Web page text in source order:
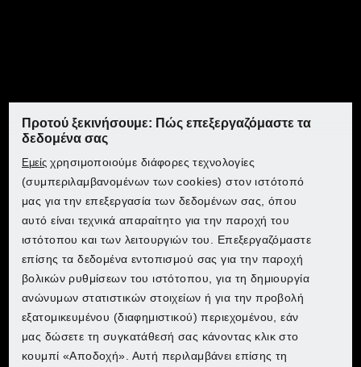
Ανακαλύψτε το PARKSIDE στη
Lidl
Επιλέξτε τη χώρα σας για να μεταβείτε στο ηλεκτρονικό
κατάστημα:
Lidl Belgium (FR)
Ανακαλύψτε το PARKSIDE στη
Lidl
Επιλέξτε τη χώρα σας για να μεταβείτε στο ηλεκτρονικό
κατάστημα:
Lidl Belgium (FR)
Ανακαλύψτε το PARKSIDE στη
Lidl
Επιλέξτε τη χώρα σας για να μεταβείτε στο ηλεκτρονικό
κατάστημα:
Lidl Belgium (FR)
Ανακαλύψτε το PARKSIDE στη
Lidl
Επιλέξτε τη χώρα σας για να μεταβείτε στο ηλεκτρονικό
κατάστημα:
Lidl Belgium (FR)
ψαλιδιστής γκαζόν
Αυτές οι μηχανές θα φέρουν το γκαζόν σας σε άριστη
Προτού ξεκινήσουμε: Πώς επεξεργαζόμαστε τα
δεδομένα σας
Εμείς χρησιμοποιούμε διάφορες τεχνολογίες
(συμπεριλαμβανομένων των cookies) στον ιστότοπό
μας για την επεξεργασία των δεδομένων σας, όπου
αυτό είναι τεχνικά απαραίτητο για την παροχή του
ιστότοπου και των λειτουργιών του. Επεξεργαζόμαστε
επίσης τα δεδομένα εντοπισμού σας για την παροχή
βολικών ρυθμίσεων του ιστότοπου, για τη δημιουργία
ανώνυμων στατιστικών στοιχείων ή για την προβολή
εξατομικευμένου (διαφημιστικού) περιεχομένου, εάν
μας δώσετε τη συγκατάθεσή σας κάνοντας κλικ στο
κουμπί «Αποδοχή». Αυτή περιλαμβάνει επίσης τη